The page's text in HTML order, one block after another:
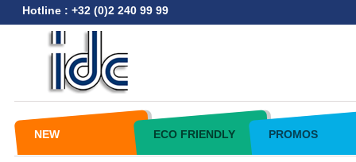
Hotline : +32 (0)2 240 99 99
NEW ECO FRIENDLY PROMOS